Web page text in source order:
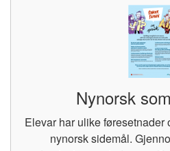
Nynorsk
Elevar har ulike føresetnader
nynorsk sidemål.